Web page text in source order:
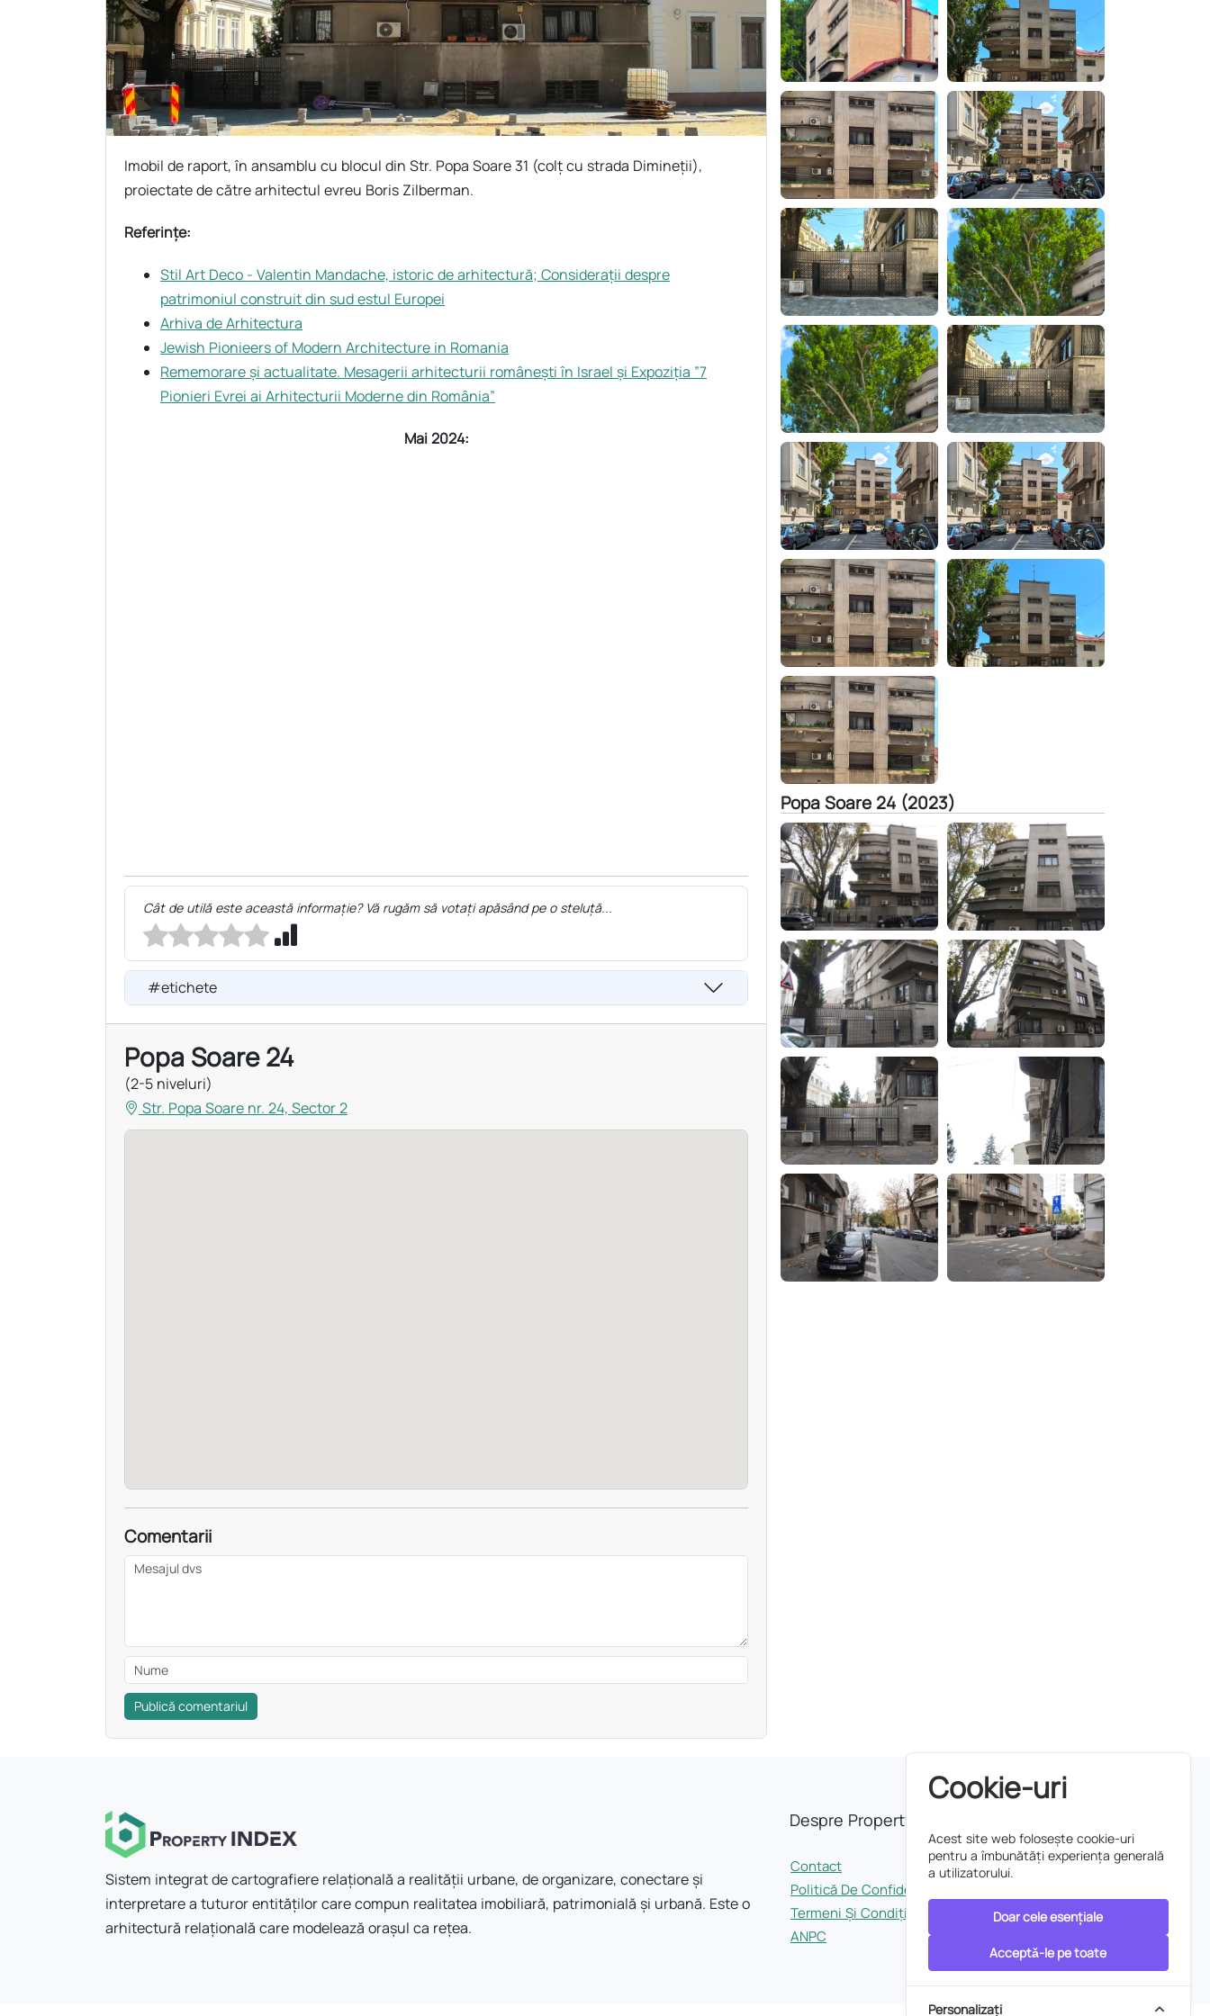
Imobil de raport, în ansamblu cu blocul din Str. Popa Soare 31 (colț cu strada Dimineții),
proiectate de către arhitectul evreu Boris Zilberman.
Referințe:
Stil Art Deco - Valentin Mandache, istoric de arhitectură; Considerații despre
patrimoniul construit din sud estul Europei
Arhiva de Arhitectura
Jewish Pionieers of Modern Architecture in Romania
Rememorare și actualitate. Mesagerii arhitecturii românești în Israel și Expoziția ”7
Pionieri Evrei ai Arhitecturii Moderne din România”
Mai 2024:
Cât de utilă este această informație? Vă rugăm să votați apăsând pe o steluță...
#etichete
Popa Soare 24
(2-5 niveluri)
Str. Popa Soare nr. 24, Sector 2
Comentarii
Publică comentariul
Popa Soare 24 (2023)
Sistem integrat de cartografiere relațională a realității urbane, de organizare, conectare și
interpretare a tuturor entităților care compun realitatea imobiliară, patrimonială și urbană. Este o
arhitectură relațională care modelează orașul ca rețea.
Despre Property INDEX
Contact
Politică De Confidențialitate
Termeni Și Condiții
ANPC
Cookie-uri
Acest site web folosește cookie-uri
pentru a îmbunătăți experiența generală
a utilizatorului.
Doar cele esențiale
Acceptǎ-le pe toate
Personalizați